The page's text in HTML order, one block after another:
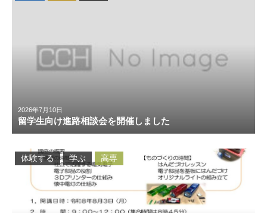
2026年7月10日
留学生向け進路相談会を開催しました
体験する 学ぶ 高専